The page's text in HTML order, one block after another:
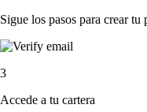
Sigue los pasos para crear
3
Accede a tu cartera